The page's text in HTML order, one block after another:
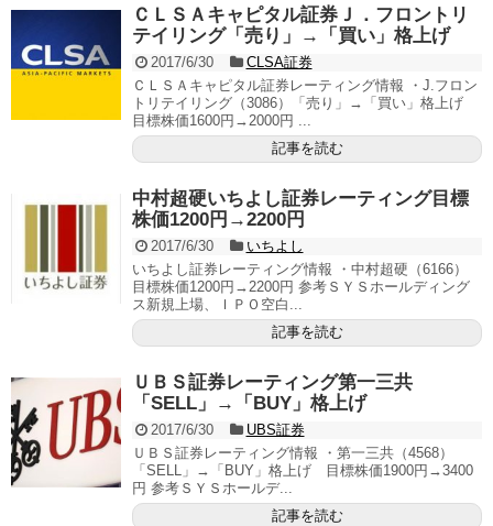
ＣＬＳＡキャピタル証券Ｊ．フロントリ
テイリング「売り」→「買い」格上げ
2017/6/30
CLSA証券
ＣＬＳＡキャピタル証券レーティング情報 ・J.フロン
トリテイリング（3086）「売り」→「買い」格上げ
目標株価1600円→2000円 ...
記事を読む
中村超硬いちよし証券レーティング目標
株価1200円→2200円
2017/6/30
いちよし
いちよし証券レーティング情報 ・中村超硬（6166）
目標株価1200円→2200円 参考ＳＹＳホールディング
ス新規上場、ＩＰＯ空白...
記事を読む
ＵＢＳ証券レーティング第一三共
「SELL」→「BUY」格上げ
2017/6/30
UBS証券
ＵＢＳ証券レーティング情報 ・第一三共（4568）
「SELL」→「BUY」格上げ 目標株価1900円→3400
円 参考ＳＹＳホールデ...
記事を読む